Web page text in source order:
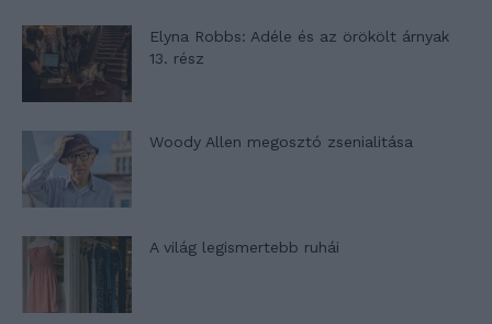
Elyna Robbs: Adéle és az örökölt árnyak
13. rész
Woody Allen megosztó zsenialitása
A világ legismertebb ruhái